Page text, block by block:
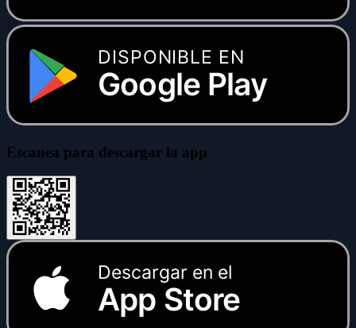
DISPONIBLE EN
Google Play
Escanea para descargar la app
Descargar en el
App Store